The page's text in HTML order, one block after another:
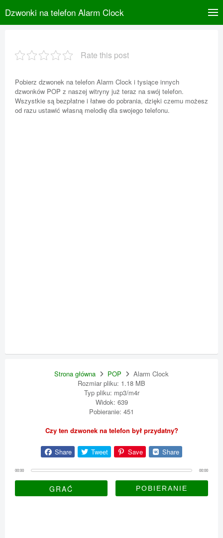
Dzwonki na telefon Alarm Clock
Rate this post
Pobierz dzwonek na telefon Alarm Clock i tysiące innych
dzwonków POP z naszej witryny już teraz na swój telefon.
Wszystkie są bezpłatne i łatwe do pobrania, dzięki czemu możesz
od razu ustawić własną melodię dla swojego telefonu.
Strona główna POP
Alarm Clock
Rozmiar pliku: 1.18 MB
Typ pliku: mp3/m4r
Widok: 639
Pobieranie: 451
Czy ten dzwonek na telefon był przydatny?
Share Tweet Save Share
00:00 00:00
GRAĆ